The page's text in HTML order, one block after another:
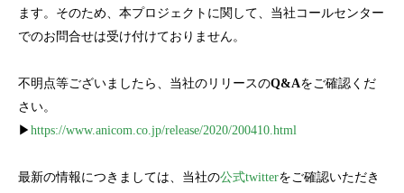
ます。そのため、本プロジェクトに関して、当社コールセンター
でのお問合せは受け付けておりません。
不明点等ございましたら、当社のリリースのQ&Aをご確認くだ
さい。
▶ https://www.anicom.co.jp/release/2020/200410.html
最新の情報につきましては、当社の公式twitterをご確認いただき